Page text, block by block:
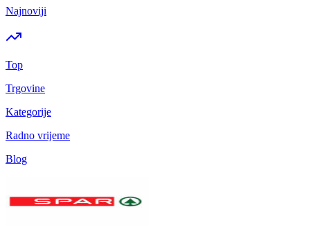
Najnoviji
Top
Trgovine
Kategorije
Radno vrijeme
Blog